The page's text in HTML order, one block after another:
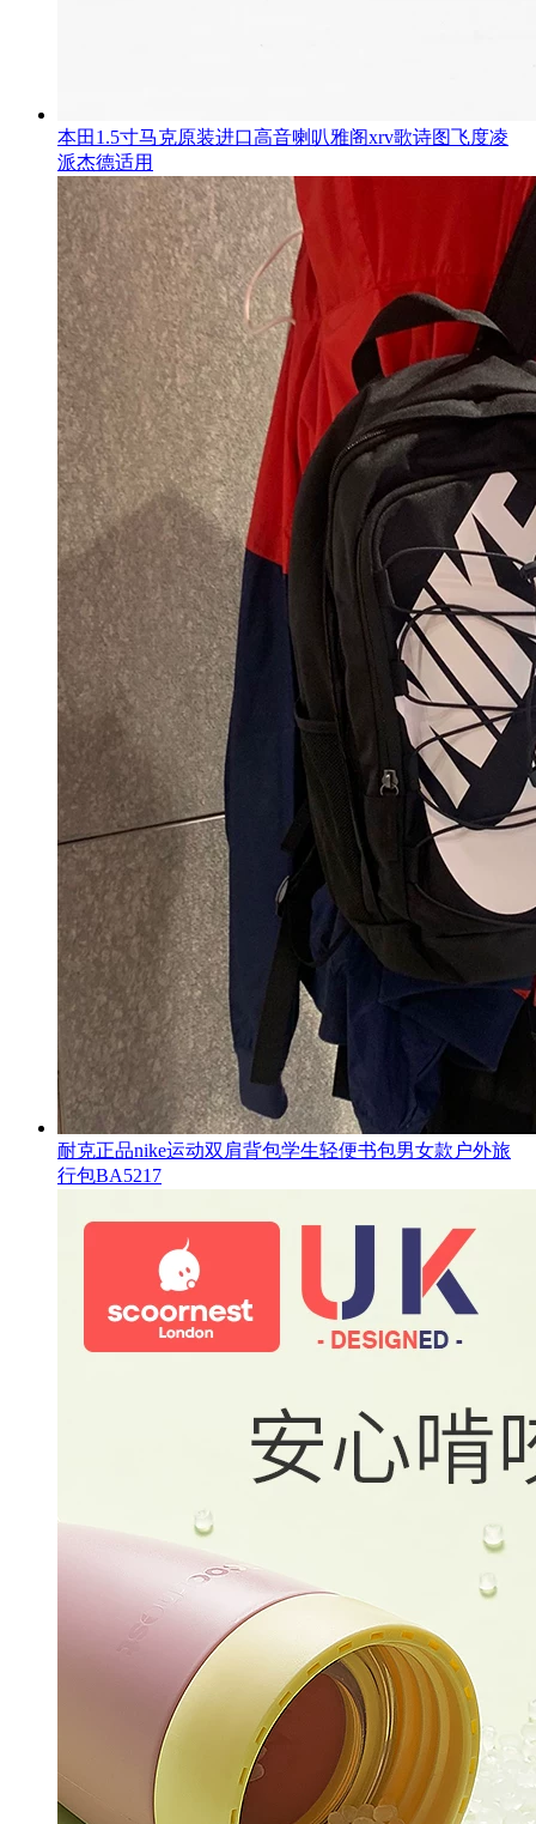
本田1.5寸马克原装进口高音喇叭雅阁xrv歌诗图飞度凌
派杰德适用
耐克正品nike运动双肩背包学生轻便书包男女款户外旅
行包BA5217